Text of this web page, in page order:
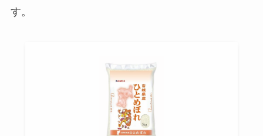
す。